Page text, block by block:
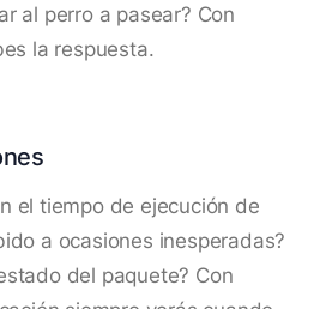
al perro a pasear? Con
la respuesta.
el tiempo de ejecución de
a ocasiones inesperadas?
del paquete? Con